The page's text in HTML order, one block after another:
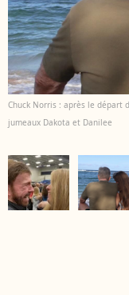
Chuck Norris : après le départ
jumeaux Dakota et Danilee